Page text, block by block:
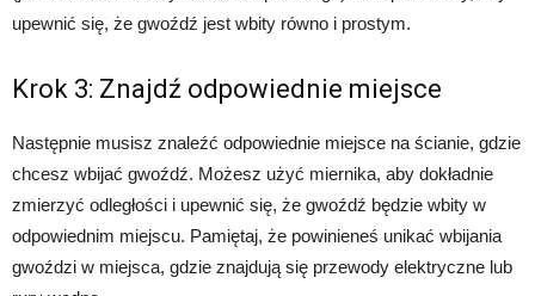
upewnić się, że gwoźdź jest wbity równo i prostym.
Krok 3: Znajdź odpowiednie miejsce
Następnie musisz znaleźć odpowiednie miejsce na ścianie, gdzie
chcesz wbijać gwoźdź. Możesz użyć miernika, aby dokładnie
zmierzyć odległości i upewnić się, że gwoźdź będzie wbity w
odpowiednim miejscu. Pamiętaj, że powinieneś unikać wbijania
gwoździ w miejsca, gdzie znajdują się przewody elektryczne lub